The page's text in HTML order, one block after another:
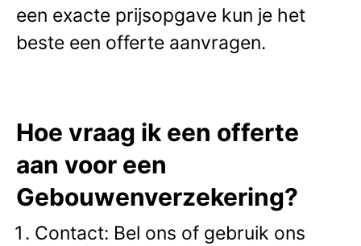
een exacte prijsopgave kun je het
beste een offerte aanvragen.
Hoe vraag ik een offerte
aan voor een
Gebouwenverzekering?
Contact: Bel ons of gebruik ons